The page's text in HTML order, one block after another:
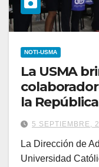
NOTI-USMA
La USMA
la
académica
5 SEPTIEMBRE,
La Dirección de
Universidad